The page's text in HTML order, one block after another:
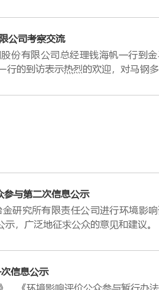
集约发展、集群发展、低碳发展”
物流贸易”为一体的清洁能源生产
实重干、乘风破浪、奋力拼搏，金
人过去业绩的肯定，更是对金马人
和所取得的成就，并通过掌握的具
民营经济健康发展提供可靠依据。
分类指引》国家标准以及《民营企
公司考察交流
有限公司总经理钱海帆一行到金
行的到访表示热烈的欢迎，对马钢
营情况及未来发展策略；董事长
煤化工能源等方面进一步加强深层
前祝贺金马能源在香港联交所主板
是重要用户，与金马能源是命运共
，硫膏进入浆液槽，然后由浆液
程气进行增湿降温、气体冷却、
与第二次信息公示
究所有限责任公司进行环境影
，广泛地征求公众的意见和建议。
在公司10万吨/年粗苯加氢的基础
应器催化剂填充量，萃取蒸馏单元
土塔。辅助系统将开放式冷却塔改
信息公示
《环境影响评价公众参与暂行办